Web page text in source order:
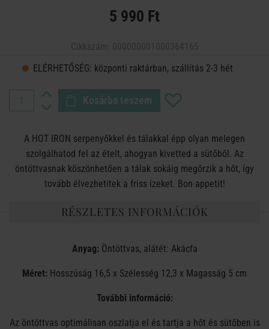
5 990 Ft
ELÉRHETŐSÉG: központi raktárban, szállítás 2-3 hét
Kosárba teszem
A HOT IRON serpenyőkkel és tálakkal épp olyan melegen
szolgálhatod fel az ételt, ahogyan kivetted a sütőből. Az
öntöttvasnak köszönhetően a tálak sokáig megőrzik a hőt, így
tovább élvezhetitek a friss ízeket. Bon appetit!
RÉSZLETES INFORMÁCIÓK
Anyag:Öntöttvas, alátét: Akácfa
Méret: Hosszúság 16,5 x Szélesség 12,3 x Magasság 5 cm
További információ:
Az öntöttvas optimálisan oszlatja el és tartja a hőt és sütőben is